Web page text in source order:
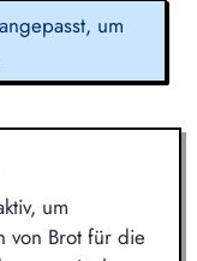
um
um
von Brot für die